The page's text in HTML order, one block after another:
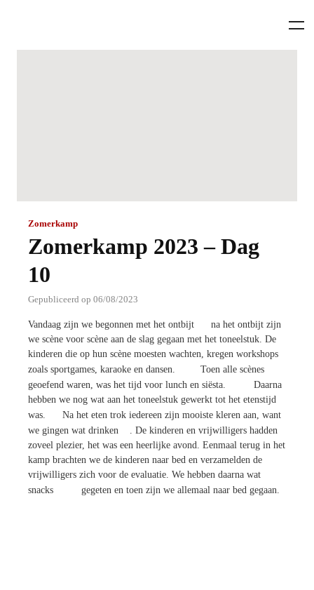
Zomerkamp
Zomerkamp 2023 – Dag
10
Gepubliceerd op 06/08/2023
Vandaag zijn we begonnen met het ontbijt
na het ontbijt zijn
we scène voor scène aan de slag gegaan met het toneelstuk. De
kinderen die op hun scène moesten wachten, kregen workshops
zoals sportgames, karaoke en dansen.
Toen alle scènes
geoefend waren, was het tijd voor lunch en siësta.
Daarna
hebben we nog wat aan het toneelstuk gewerkt tot het etenstijd
was.
Na het eten trok iedereen zijn mooiste kleren aan, want
we gingen wat drinken
. De kinderen en vrijwilligers hadden
zoveel plezier, het was een heerlijke avond. Eenmaal terug in het
kamp brachten we de kinderen naar bed en verzamelden de
vrijwilligers zich voor de evaluatie. We hebben daarna wat
snacks
gegeten en toen zijn we allemaal naar bed gegaan.